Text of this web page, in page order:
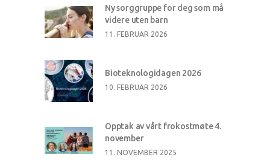
Ny sorggruppe for deg som må
videre uten barn
11. FEBRUAR 2026
Bioteknologidagen 2026
10. FEBRUAR 2026
Opptak av vårt frokostmøte 4.
november
11. NOVEMBER 2025